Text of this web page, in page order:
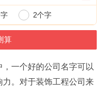
2个字
一个好的公司名字可以
。对于装饰工程公司来